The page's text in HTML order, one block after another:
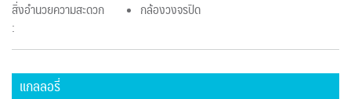
สิ่งอำนวยความสะดวก
:
กล้องวงจรปิด
แกลลอรี่